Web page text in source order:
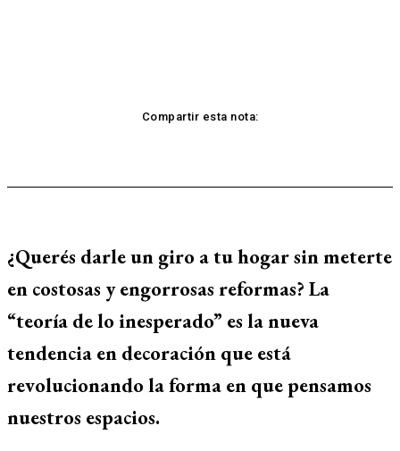
¿Querés darle un giro a tu hogar sin meterte
en costosas y engorrosas reformas? La
“teoría de lo inesperado” es la nueva
tendencia en decoración que está
revolucionando la forma en que pensamos
nuestros espacios.
Compartir esta nota: